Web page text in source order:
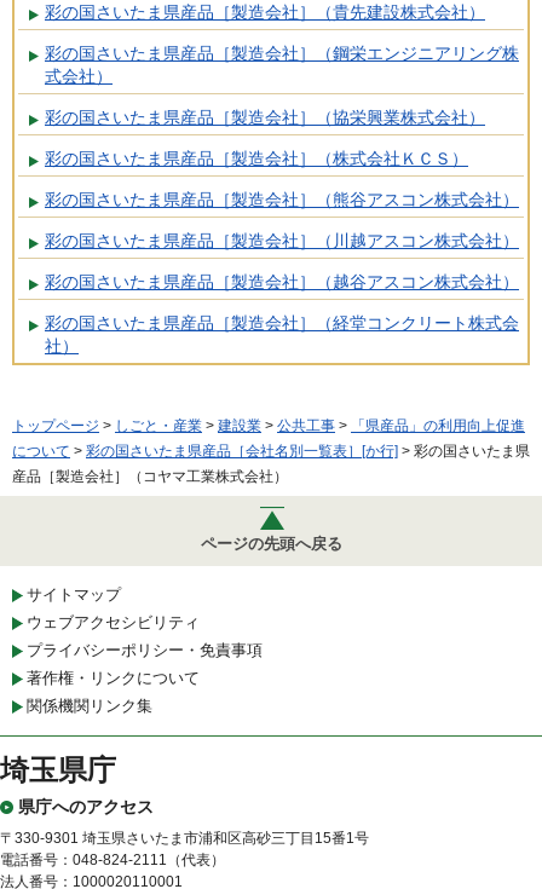
彩の国さいたま県産品［製造会社］（貴先建設株式会社）
彩の国さいたま県産品［製造会社］（鋼栄エンジニアリング株
式会社）
彩の国さいたま県産品［製造会社］（協栄興業株式会社）
彩の国さいたま県産品［製造会社］（株式会社ＫＣＳ）
彩の国さいたま県産品［製造会社］（熊谷アスコン株式会社）
彩の国さいたま県産品［製造会社］（川越アスコン株式会社）
彩の国さいたま県産品［製造会社］（越谷アスコン株式会社）
彩の国さいたま県産品［製造会社］（経堂コンクリート株式会
社）
トップページ > しごと・産業 > 建設業 > 公共工事 >
「県産品」の利用向上促進
について > 彩の国さいたま県産品［会社名別一覧表］[か行] > 彩の国さいたま県
産品［製造会社］（コヤマ工業株式会社）
ページの先頭へ戻る
サイトマップ
ウェブアクセシビリティ
プライバシーポリシー・免責事項
著作権・リンクについて
関係機関リンク集
埼玉県庁
県庁へのアクセス
〒330-9301 埼玉県さいたま市浦和区高砂三丁目15番1号
電話番号：048-824-2111（代表）
法人番号：1000020110001